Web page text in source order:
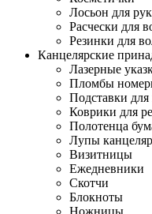
Лосьон для рук
Расчески для
Резинки для
Канцелярские
Лазерные
Пломбы
Подставки
Коврики для
Полотенца
Лупы
Визитницы
Ежедневники
Скотчи
Блокноты
Ножницы